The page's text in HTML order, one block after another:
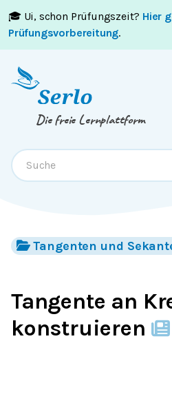
🎓 Ui, schon Prüfungszeit? Hier
Prüfungsvorbereitung.
Springe zumInhaltoderFooter
Die freie Lernplattform
Tangenten und
Tangente an
konstruieren